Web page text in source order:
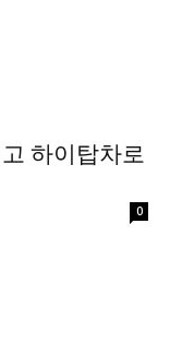
하이탑차로
0